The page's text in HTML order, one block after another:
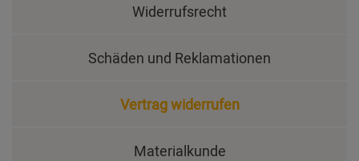
Widerrufsrecht
Schäden und Reklamationen
Vertrag widerrufen
Materialkunde